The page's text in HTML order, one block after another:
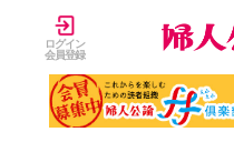
ログイン
会員登録